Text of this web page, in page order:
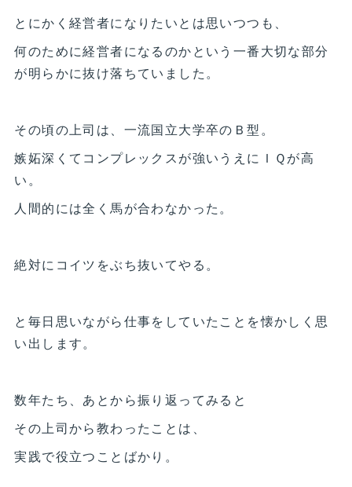
とにかく経営者になりたいとは思いつつも、
何のために経営者になるのかという一番大切な部分
が明らかに抜け落ちていました。
その頃の上司は、一流国立大学卒のＢ型。
嫉妬深くてコンプレックスが強いうえにＩＱが高
い。
人間的には全く馬が合わなかった。
絶対にコイツをぶち抜いてやる。
と毎日思いながら仕事をしていたことを懐かしく思
い出します。
数年たち、あとから振り返ってみると
その上司から教わったことは、
実践で役立つことばかり。